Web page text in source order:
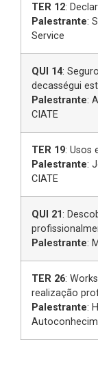
TER 12:
Palestrante:
Service
QUI 14:
decasségui
Palestrante:
CIATE
TER 19: Usos
Palestrante:
CIATE
QUI 21:
Palestrante:
TER 26:
realização
Palestrante: